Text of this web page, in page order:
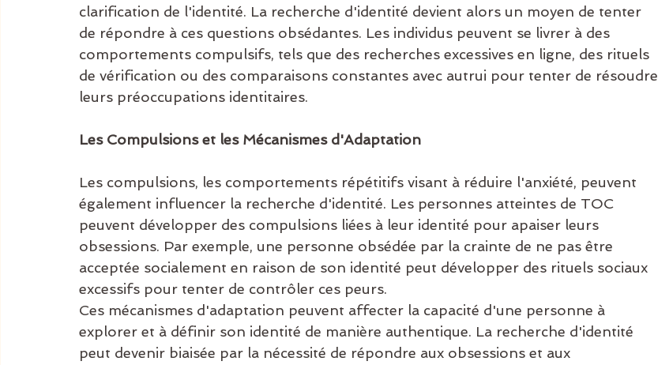
clarification de l'identité. La recherche d'identité devient alors un moyen de tenter
de répondre à ces questions obsédantes. Les individus peuvent se livrer à des
comportements compulsifs, tels que des recherches excessives en ligne, des rituels
de vérification ou des comparaisons constantes avec autrui pour tenter de résoudre
leurs préoccupations identitaires.
Les Compulsions et les Mécanismes d'Adaptation
Les compulsions, les comportements répétitifs visant à réduire l'anxiété, peuvent
également influencer la recherche d'identité. Les personnes atteintes de TOC
peuvent développer des compulsions liées à leur identité pour apaiser leurs
obsessions. Par exemple, une personne obsédée par la crainte de ne pas être
acceptée socialement en raison de son identité peut développer des rituels sociaux
excessifs pour tenter de contrôler ces peurs.
Ces mécanismes d'adaptation peuvent affecter la capacité d'une personne à
explorer et à définir son identité de manière authentique. La recherche d'identité
peut devenir biaisée par la nécessité de répondre aux obsessions et aux